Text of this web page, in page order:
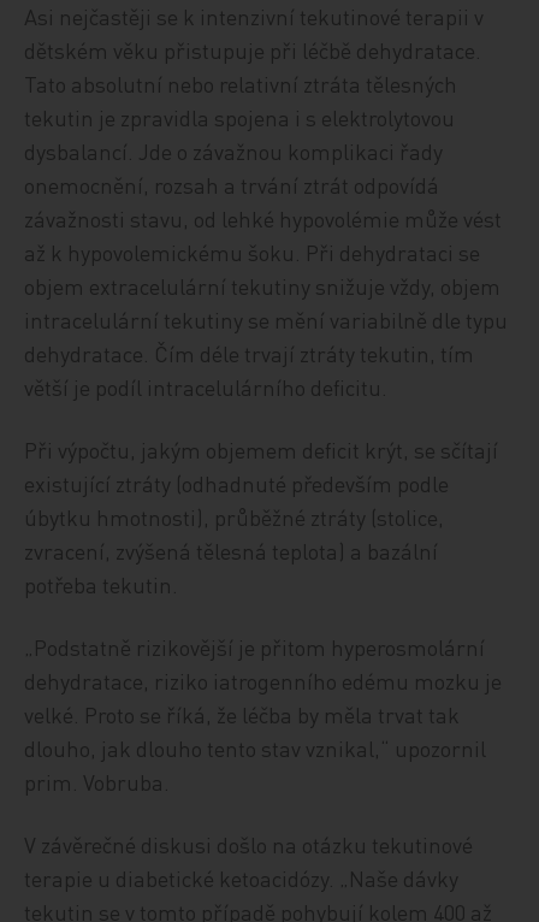
Asi nejčastěji se k intenzivní tekutinové terapii v
dětském věku přistupuje při léčbě dehydratace.
Tato absolutní nebo relativní ztráta tělesných
tekutin je zpravidla spojena i s elektrolytovou
dysbalancí. Jde o závažnou komplikaci řady
onemocnění, rozsah a trvání ztrát odpovídá
závažnosti stavu, od lehké hypovolémie může vést
až k hypovolemickému šoku. Při dehydrataci se
objem extracelulární tekutiny snižuje vždy, objem
intracelulární tekutiny se mění variabilně dle typu
dehydratace. Čím déle trvají ztráty tekutin, tím
větší je podíl intracelulárního deficitu.
Při výpočtu, jakým objemem deficit krýt, se sčítají
existující ztráty (odhadnuté především podle
úbytku hmotnosti), průběžné ztráty (stolice,
zvracení, zvýšená tělesná teplota) a bazální
potřeba tekutin.
„Podstatně rizikovější je přitom hyperosmolární
dehydratace, riziko iatrogenního edému mozku je
velké. Proto se říká, že léčba by měla trvat tak
dlouho, jak dlouho tento stav vznikal,“ upozornil
prim. Vobruba.
V závěrečné diskusi došlo na otázku tekutinové
terapie u diabetické ketoacidózy. „Naše dávky
tekutin se v tomto případě pohybují kolem 400 až